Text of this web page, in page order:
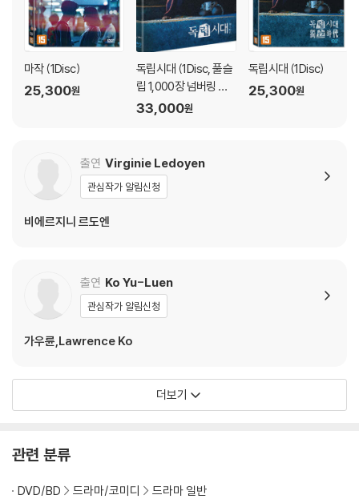
마작 (1Disc)
25,300원
독립시대 (1Disc, 풀슬
립 1,000장 넘버링 한
정판) : 블루레이
33,000원
독립시대 (1Disc)
25,300원
출연 Virginie Ledoyen
관심작가 알림신청
비에르지니 르도엔
출연 Ko Yu-Luen
관심작가 알림신청
가우륜,Lawrence Ko
더보기
관련 분류
DVD/BD 드라마/코미디
드라마 일반